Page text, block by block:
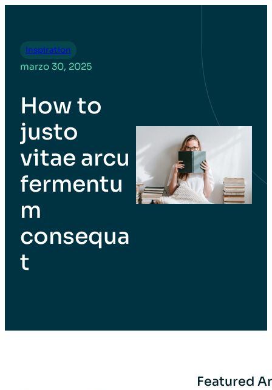
Inspiration
marzo 30, 2025
How to
justo
vitae arcu
fermentu
m
consequa
t
Featured